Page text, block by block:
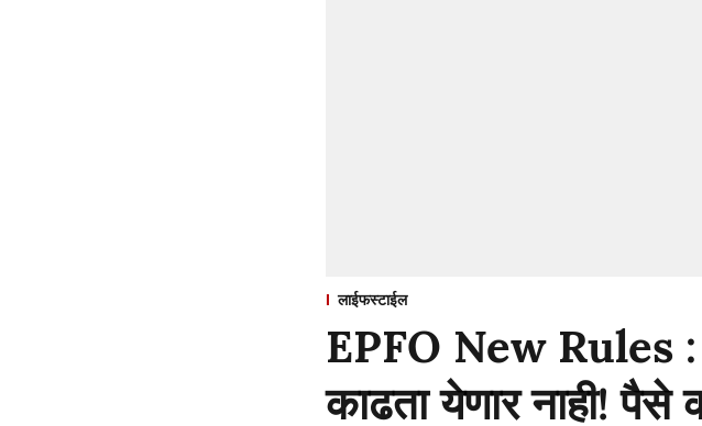
लाईफस्टाईल
EPFO New Rules :
काढता येणार नाही! पैसे